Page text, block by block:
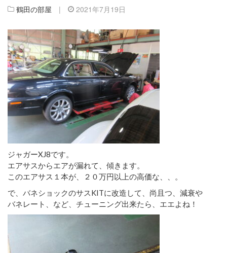
鶴田の部屋 | 2021年7月19日
ジャガーXJ8です。
エアサスからエアが漏れて、傾きます。
このエアサス１本が、２０万円以上の高価な、、。
で、バネショックのサスKITに改造して、尚且つ、減衰や
バネレート、など、チューニング出来たら、エエよね！